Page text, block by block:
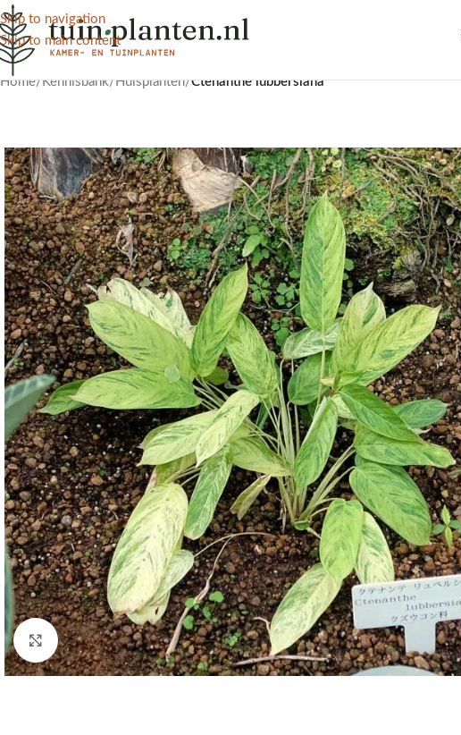
Skip to navigation
Skip to main content
Home/Kennisbank/Huisplanten/Ctenanthe lubbersiana
Click to enlarge